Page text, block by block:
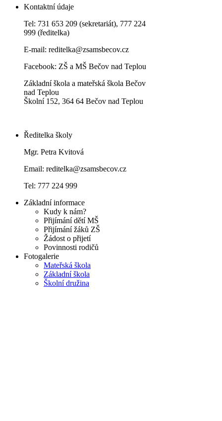
Kontaktní údaje
Tel: 731 653 209 (sekretariát), 777 224
999 (ředitelka)
E-mail: reditelka@zsamsbecov.cz
Facebook: ZŠ a MŠ Bečov nad Teplou
Základní škola a mateřská škola Bečov
nad Teplou
Školní 152, 364 64 Bečov nad Teplou
Ředitelka školy
Mgr. Petra Kvitová
Email: reditelka@zsamsbecov.cz
Tel: 777 224 999
Základní informace
Kudy k nám?
Přijímání dětí MŠ
Přijímání žáků ZŠ
Žádost o přijetí
Povinnosti rodičů
Fotogalerie
Mateřská škola
Základní škola
Školní družina